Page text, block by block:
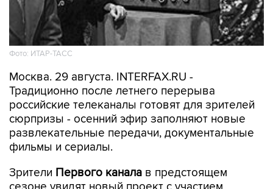
Фото: ИТАР-ТАСС
Москва. 29 августа. INTERFAX.RU -
Традиционно после летнего перерыва
российские телеканалы готовят для зрителей
сюрпризы - осенний эфир заполняют новые
развлекательные передачи, документальные
фильмы и сериалы.
Зрители Первого канала в предстоящем